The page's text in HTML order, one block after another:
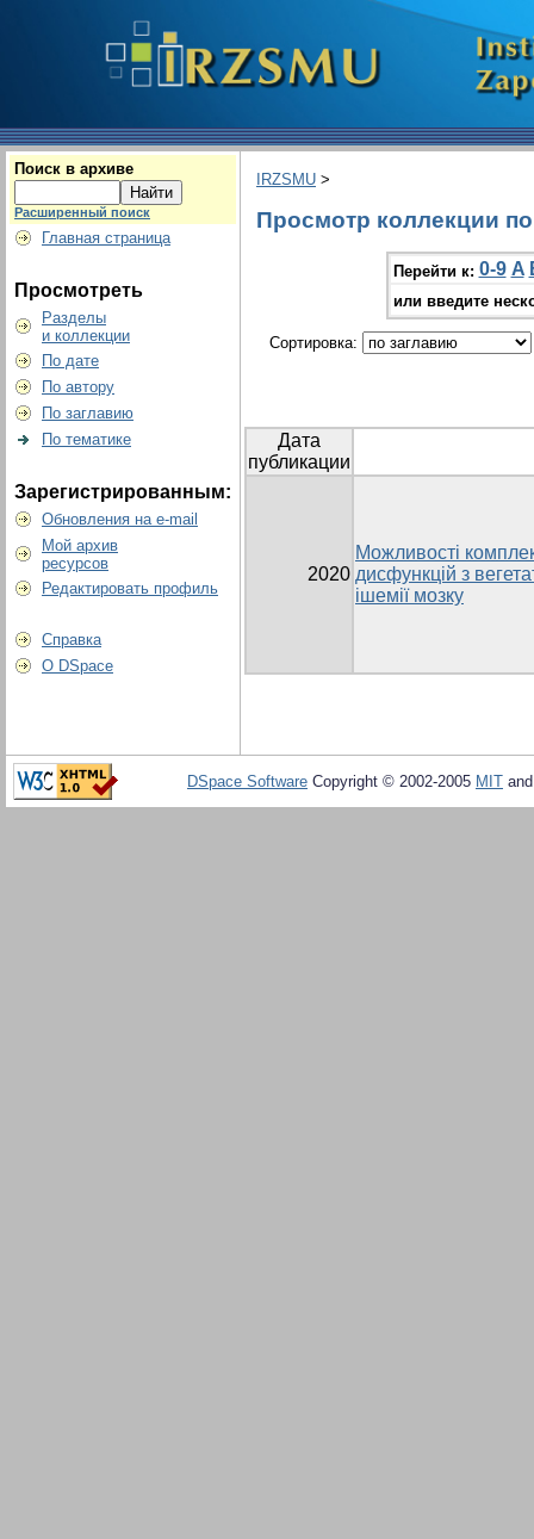
Поиск в архиве
Расширенный поиск
Главная страница
Просмотреть
Разделы
и коллекции
По дате
По автору
По заглавию
По тематике
Зарегистрированным:
Обновления на e-mail
Мой архив
ресурсов
Редактировать профиль
Справка
О DSpace
IRZSMU >
Просмотр коллекции
Перейти к: 0-9 A
или введите
Сортировка:
Дата
публикации
2020
Можливості
дисфункцій з
ішемії мозку
DSpace Software Copyright © 2002-2005 MIT